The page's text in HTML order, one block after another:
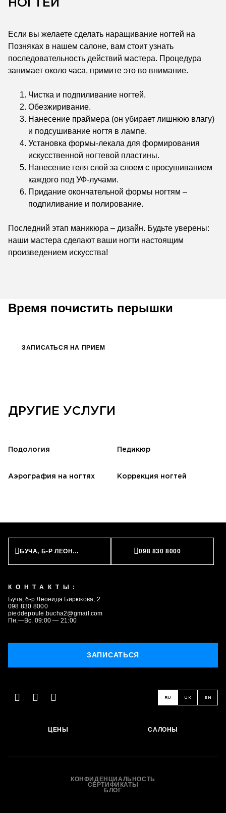
НОГТЕЙ
Если вы желаете сделать наращивание ногтей на
Позняках в нашем салоне, вам стоит узнать
последовательность действий мастера. Процедура
занимает около часа, примите это во внимание.
Чистка и подпиливание ногтей.
Обезжиривание.
Нанесение праймера (он убирает лишнюю влагу)
и подсушивание ногтя в лампе.
Установка формы-лекала для формирования
искусственной ногтевой пластины.
Нанесение геля слой за слоем с просушиванием
каждого под УФ-лучами.
Придание окончательной формы ногтям –
подпиливание и полирование.
Последний этап маникюра – дизайн. Будьте уверены:
наши мастера сделают ваши ногти настоящим
произведением искусства!
Время почистить перышки
ЗАПИСАТЬСЯ НА ПРИЕМ
ДРУГИЕ УСЛУГИ
Подология Педикюр
Аэрография на ногтях Коррекция ногтей
БУЧА, Б-Р ЛЕОНИДА БИРЮКОВА, 2 098 830 8000
КОНТАКТЫ:
Буча, б-р Леонида Бирюкова, 2
098 830 8000
pieddepoule.bucha2@gmail.com
Пн.—Вс. 09:00 — 21:00
ЗАПИСАТЬСЯ
RU UK EN
ЦЕНЫ САЛОНЫ
КОНФИДЕНЦИАЛЬНОСТЬ
СЕРТИФИКАТЫ
БЛОГ